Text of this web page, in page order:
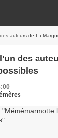
auteurs de La
des